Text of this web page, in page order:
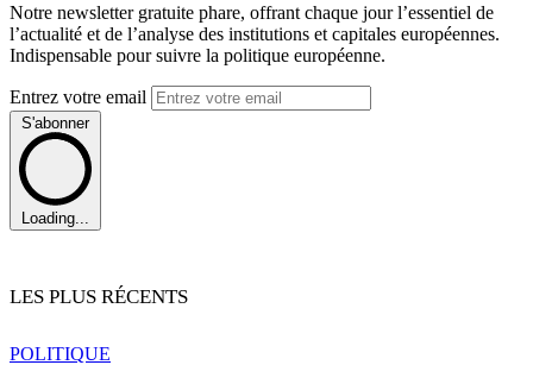
Notre newsletter gratuite phare, offrant chaque jour l’essentiel de
l’actualité et de l’analyse des institutions et capitales européennes.
Indispensable pour suivre la politique européenne.
Entrez votre email
S'abonner
Loading...
LES PLUS RÉCENTS
POLITIQUE